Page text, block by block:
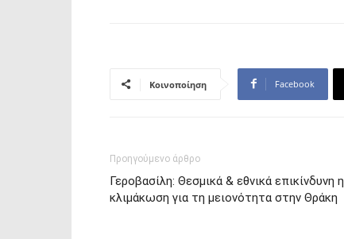
Κοινοποίηση Facebook
Προηγούμενο άρθρο
Γεροβασίλη: Θεσμικά & εθνικά επικίνδυνη η
κλιμάκωση για τη μειονότητα στην Θράκη